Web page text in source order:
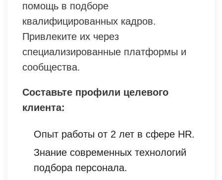
помощь в подборе
квалифицированных кадров.
Привлеките их через
специализированные платформы и
сообщества.
Составьте профили целевого
клиента:
Опыт работы от 2 лет в сфере HR.
Знание современных технологий
подбора персонала.